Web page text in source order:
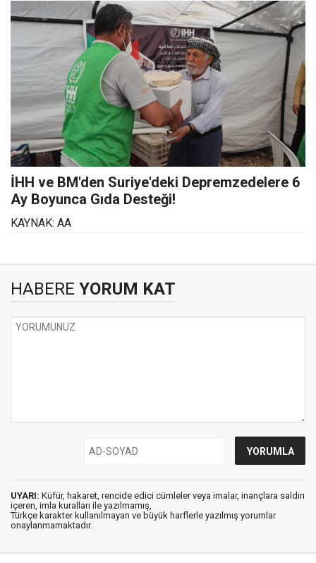
İHH ve BM'den Suriye'deki Depremzedelere 6
Ay Boyunca Gıda Desteği!
KAYNAK: AA
HABERE YORUM KAT
UYARI: Küfür, hakaret, rencide edici cümleler veya imalar, inançlara saldırı
içeren, imla kuralları ile yazılmamış,
Türkçe karakter kullanılmayan ve büyük harflerle yazılmış yorumlar
onaylanmamaktadır.